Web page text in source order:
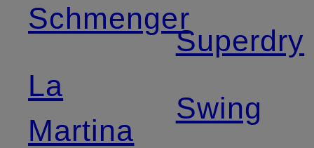
Schmenger
La
Martina
Superdry
Swing